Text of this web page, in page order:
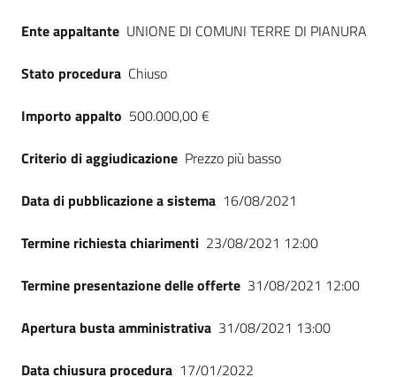
Ente appaltante UNIONE DI COMUNI TERRE DI PIANURA
Stato procedura Chiuso
Importo appalto 500.000,00 €
Criterio di aggiudicazione Prezzo più basso
Data di pubblicazione a sistema 16/08/2021
Termine richiesta chiarimenti 23/08/2021 12:00
Termine presentazione delle offerte 31/08/2021 12:00
Apertura busta amministrativa 31/08/2021 13:00
Data chiusura procedura 17/01/2022